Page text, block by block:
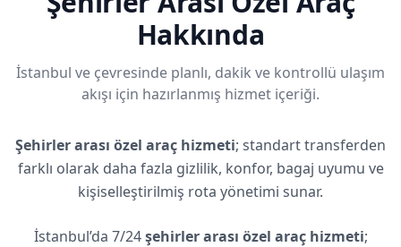
Hakkında
İstanbul ve çevresinde planlı, dakik ve kontrollü ulaşım
akışı için hazırlanmış hizmet içeriği.
Şehirler arası özel araç hizmeti; standart transferden
farklı olarak daha fazla gizlilik, konfor, bagaj uyumu ve
kişiselleştirilmiş rota yönetimi sunar.
İstanbul’da 7/24şehirler arası özel araç hizmeti;